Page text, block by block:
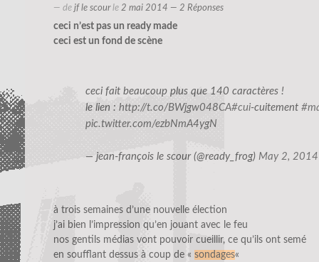
— de jf le scourle 2 mai 2014 — 2 Réponses
ceci n’est pas un ready made
ceci est un fond de scène
ceci fait beaucoup plus que 140 caractères !
le lien : http://t.co/BWjgw048CA#cui-cuitement
pic.twitter.com/ezbNmA4ygN
— jean-françois le scour (@ready_frog) May 2, 2014
à trois semaines d’une nouvelle élection
j’ai bien l’impression qu’en jouant avec le feu
nos gentils médias vont pouvoir cueillir, ce qu’ils ont semé
en soufflant dessus à coup de « sondages«